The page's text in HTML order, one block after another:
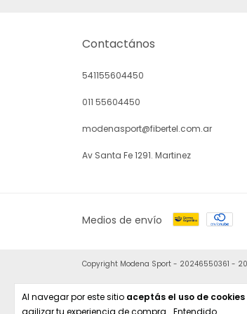
Al navegar por este sitio aceptás el uso de cookies
agilizar tu experiencia de compra.
Entendido
Contactános
541155604450
011 55604450
modenasport@fibertel.com.ar
Av Santa Fe 1291. Martinez
Medios de envío
Copyright Modena Sport - 20246550361 -